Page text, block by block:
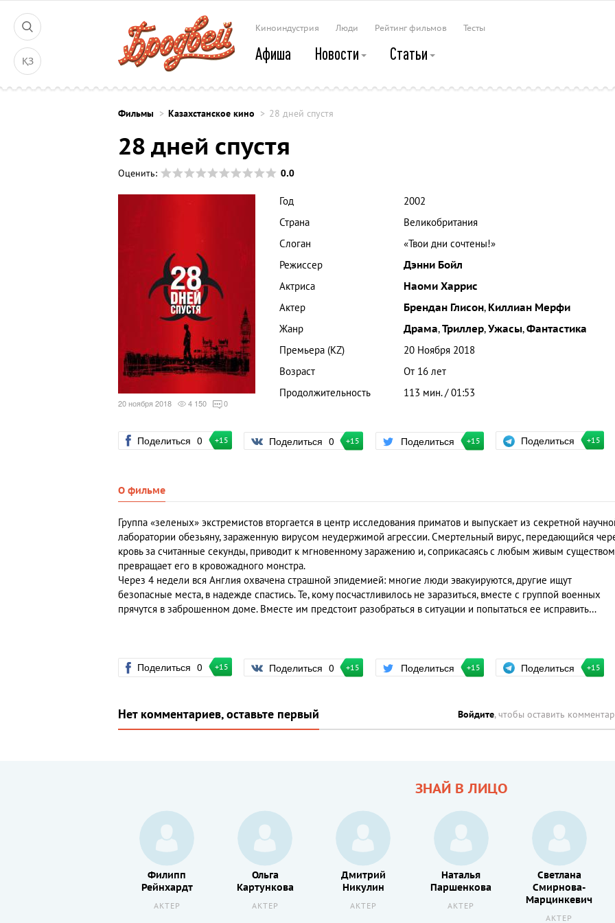
ҚЗ
Киноиндустрия Люди Рейтинг фильмов Тесты
Афиша Новости Статьи
Фильмы Казахстанское кино 28 дней спустя
28 дней спустя
Оценить: 0.0
20 ноября 2018 4 150 0
Год
2002
Страна
Великобритания
Слоган
«Твои дни сочтены!»
Режиссер
Дэнни Бойл
Актриса
Наоми Харрис
Актер
Брендан Глисон, Киллиан Мерфи
Жанр
Драма,Триллер,Ужасы,Фантастика
Премьера (KZ)
20 Ноября 2018
Возраст
От 16 лет
Продолжительность
113 мин. / 01:53
Поделиться 0 +15 Поделиться 0 +15 Поделиться +15 Поделиться +15
О фильме
Группа «зеленых» экстремистов вторгается в центр исследования приматов и выпускает из секретной
лаборатории обезьяну, зараженную вирусом неудержимой агрессии. Смертельный вирус, передающийся
кровь за считанные секунды, приводит к мгновенному заражению и, соприкасаясь с любым живым
превращает его в кровожадного монстра.
Через 4 недели вся Англия охвачена страшной эпидемией: многие люди эвакуируются, другие ищут
безопасные места, в надежде спастись. Те, кому посчастливилось не заразиться, вместе с группой военных
прячутся в заброшенном доме. Вместе им предстоит разобраться в ситуации и попытаться ее исправить…
Поделиться 0 +15 Поделиться 0 +15 Поделиться +15 Поделиться +15
Нет комментариев, оставьте первый Войдите, чтобы оставить
ЗНАЙ В ЛИЦО
Филипп
Рейнхардт
АКТЕР
Ольга
Картункова
АКТЕР
Дмитрий
Никулин
АКТЕР
Наталья
Паршенкова
АКТЕР
Светлана
Смирнова-
Марцинкевич
АКТЕР